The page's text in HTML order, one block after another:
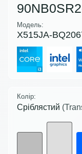
Модель:
X515JA-
Колір:
Сріблястий